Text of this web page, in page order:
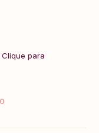
Clique para